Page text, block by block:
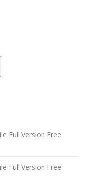
Full Version Free
Full Version Free